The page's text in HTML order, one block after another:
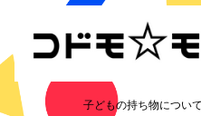
子どもの持ち物につい